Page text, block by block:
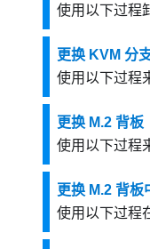
使用以下过程
更换 KVM 分
使用以下过程
更换 M.2 背板
使用以下过程
更换 M.2 背板
使用以下过程